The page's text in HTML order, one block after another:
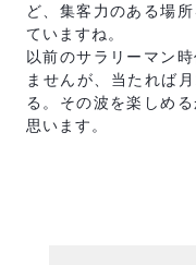
ど、集客力のある場
ていますね。
以前のサラリーマン
ませんが、当たれば
る。その波を楽しめ
思います。